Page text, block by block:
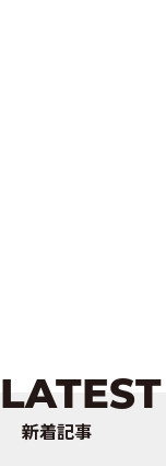
LATEST
新着記事